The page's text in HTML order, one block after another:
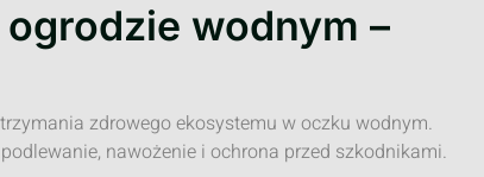
wodnym –
zdrowego ekosystemu w oczku wodnym.
nawożenie i ochrona przed szkodnikami.